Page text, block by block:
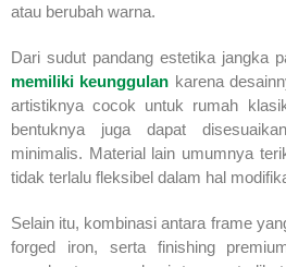
atau berubah warna.
Dari sudut pandang estetika jangka
memiliki keunggulan karena
artistiknya cocok untuk rumah
bentuknya juga dapat
minimalis. Material lain umumnya
tidak terlalu fleksibel dalam hal
Selain itu, kombinasi antara frame
forged iron, serta finishing